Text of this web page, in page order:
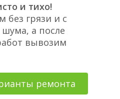
и тихо!
без грязи и с
а после
вывозим
ремонта